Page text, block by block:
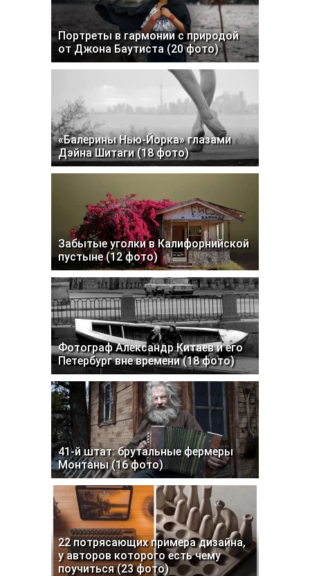
Портреты в гармонии с природой
от Джона Баутиста (20 фото)
«Балерины Нью-Йорка» глазами
Дэйна Шитаги (18 фото)
Забытые уголки в Калифорнийской
пустыне (12 фото)
Фотограф Александр Китаев и его
Петербург вне времени (18 фото)
41-й штат: брутальные фермеры
Монтаны (16 фото)
22 потрясающих примера дизайна,
у авторов которого есть чему
поучиться (23 фото)